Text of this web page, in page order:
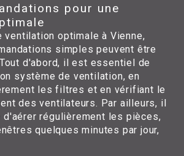
pour une
ventilation optimale à Vienne,
simples peuvent être
d'abord, il est essentiel de
système de ventilation, en
les filtres et en vérifiant le
des ventilateurs. Par ailleurs, il
d'aérer régulièrement les pièces,
quelques minutes par jour,